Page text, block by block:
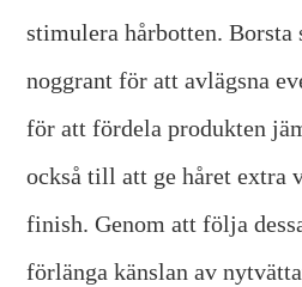
stimulera hårbotten. Borsta
noggrant för att avlägsna
för att fördela produkten
också till att ge håret extra
finish. Genom att följa
förlänga känslan av